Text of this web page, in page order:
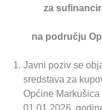
za
na području
Javni poziv se
sredstava za
Općine
01.01.2026.